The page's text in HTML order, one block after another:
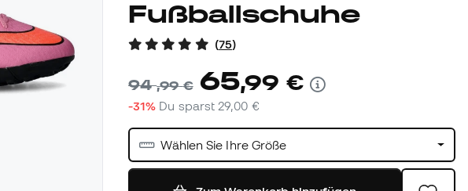
Fußballschuhe
(75)
94,99 € 65,99 €
-31% Du sparst 29,00 €
Wählen Sie Ihre Größe